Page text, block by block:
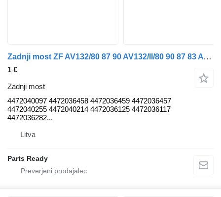
Zadnji most ZF AV132/80 87 90 AV132/II/80 90 87 83 AV133/83 80 87 90 Axle Po 4472040097 za avtobus Mercedes-Benz
1 €
Zadnji most
4472040097 4472036458 4472036459 4472036457
4472040255 4472040214 4472036125 4472036117
4472036282...
Litva
Parts Ready